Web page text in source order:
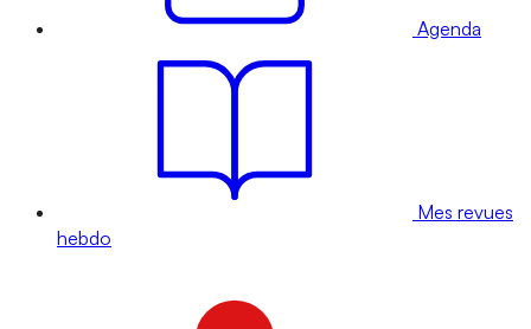
Agenda
Mes revues
hebdo